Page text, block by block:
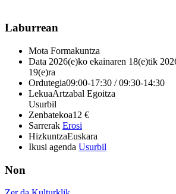
Laburrean
Mota Formakuntza
Data 2026(e)ko ekainaren 18(e)tik
19(e)ra
Ordutegia09:00-17:30 / 09:30-14:30
LekuaArtzabal Egoitza
Usurbil
Zenbatekoa12 €
Sarrerak Erosi
HizkuntzaEuskara
Ikusi agenda Usurbil
Non